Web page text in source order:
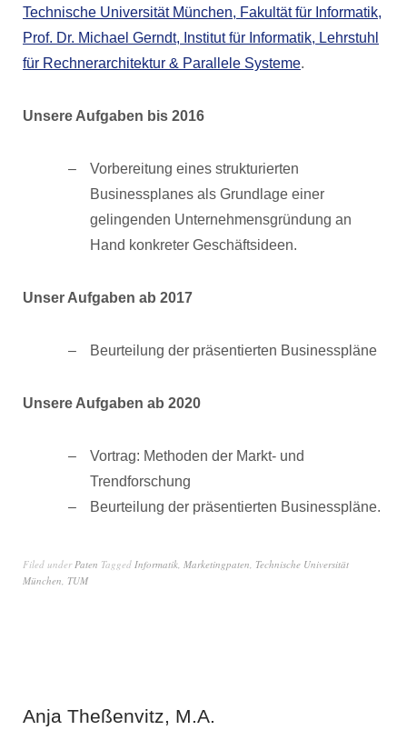
Technische Universität München, Fakultät für Informatik,
Prof. Dr. Michael Gerndt, Institut für Informatik, Lehrstuhl
für Rechnerarchitektur & Parallele Systeme.
Unsere Aufgaben bis 2016
Vorbereitung eines strukturierten
Businessplanes als Grundlage einer
gelingenden Unternehmensgründung an
Hand konkreter Geschäftsideen.
Unser Aufgaben ab 2017
Beurteilung der präsentierten Businesspläne
Unsere Aufgaben ab 2020
Vortrag: Methoden der Markt- und
Trendforschung
Beurteilung der präsentierten Businesspläne.
Filed underPaten Tagged Informatik, Marketingpaten, Technische Universität
München, TUM
Anja Theßenvitz, M.A.